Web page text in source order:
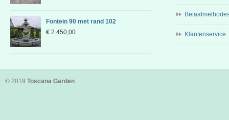
Fontein 90 met rand 102
€ 2.450,00 Klantenservice
© 2019 Toscana Garden